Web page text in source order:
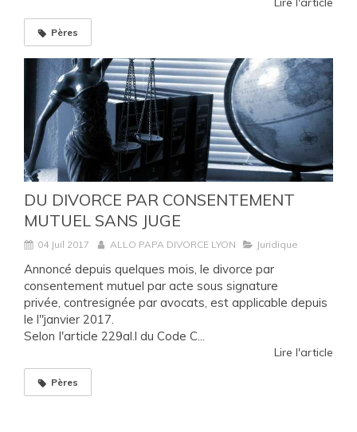
Pères
DU DIVORCE PAR CONSENTEMENT
MUTUEL SANS JUGE
04 Juil 2017 ALLO PAPA DIVORCE LYON Juridique
Annoncé depuis quelques mois, le divorce par
consentement mutuel par acte sous signature
privée, contresignée par avocats, est applicable depuis
le l"janvier 2017.
Selon I'article 229al.l du Code C...
Lire l'article
Pères